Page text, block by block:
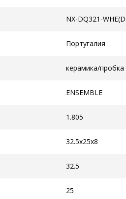
NX-DQ321-
Португалия
керамика/пробка
ENSEMBLE
1.805
32.5х25x8
32.5
25